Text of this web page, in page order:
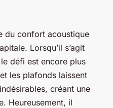
du confort acoustique
Lorsqu’il s’agit
défi est encore plus
les plafonds laissent
créant une
Heureusement, il